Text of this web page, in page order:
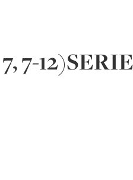
7-